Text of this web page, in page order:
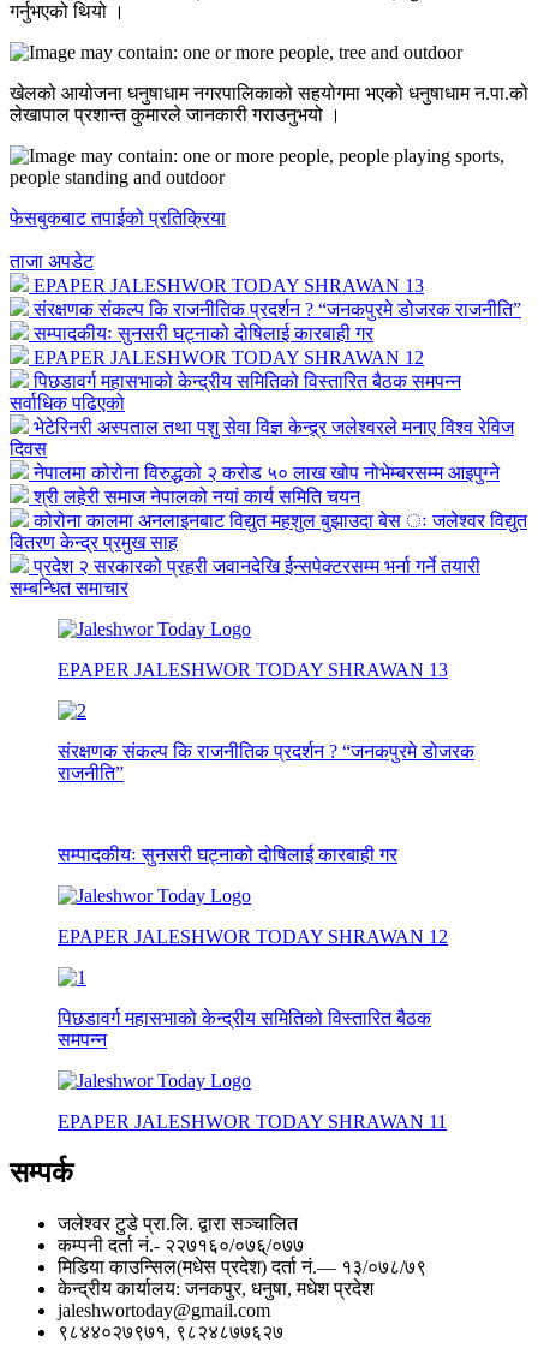
गर्नुभएको थियो ।
खेलको आयोजना धनुषाधाम नगरपालिकाको सहयोगमा भएको धनुषाधाम न.पा.को
लेखापाल प्रशान्त कुमारले जानकारी गराउनुभयो ।
फेसबुकबाट तपाईको प्रतिक्रिया
ताजा अपडेट
EPAPER JALESHWOR TODAY SHRAWAN 13
संरक्षणक संकल्प कि राजनीतिक प्रदर्शन ? “जनकपुरमे डोजरक राजनीति”
सम्पादकीयः सुनसरी घट्नाको दोषिलाई कारबाही गर
EPAPER JALESHWOR TODAY SHRAWAN 12
पिछडावर्ग महासभाको केन्द्रीय समितिको विस्तारित बैठक समपन्न
सर्वाधिक पढिएको
भेटेरिनरी अस्पताल तथा पशु सेवा विज्ञ केन्द्र्र जलेश्वरले मनाए विश्व रेविज
दिवस
नेपालमा कोरोना विरुद्धको २ करोड ५० लाख खोप नोभेम्बरसम्म आइपुग्ने
श्री लहेरी समाज नेपालको नयां कार्य समिति चयन
कोरोना कालमा अनलाइनबाट विद्युत महशुल बुझाउदा बेस ः जलेश्वर विद्युत
वितरण केन्द्र प्रमुख साह
प्रदेश २ सरकारको प्रहरी जवानदेखि ईन्सपेक्टरसम्म भर्ना गर्ने तयारी
सम्बन्धित समाचार
EPAPER JALESHWOR TODAY SHRAWAN 13
संरक्षणक संकल्प कि राजनीतिक प्रदर्शन ? “जनकपुरमे डोजरक
राजनीति”
सम्पादकीयः सुनसरी घट्नाको दोषिलाई कारबाही गर
EPAPER JALESHWOR TODAY SHRAWAN 12
पिछडावर्ग महासभाको केन्द्रीय समितिको विस्तारित बैठक
समपन्न
EPAPER JALESHWOR TODAY SHRAWAN 11
सम्पर्क
जलेश्वर टुडे प्रा.लि. द्वारा सञ्चालित
कम्पनी दर्ता नं.- २२७१६०/०७६्/०७७
मिडिया काउन्सिल(मधेस प्रदेश) दर्ता नं.— १३/०७८/७९
केन्द्रीय कार्यालय: जनकपुर, धनुषा, मधेश प्रदेश
jaleshwortoday@gmail.com
९८४४०२७९७१, ९८२४८७७६२७